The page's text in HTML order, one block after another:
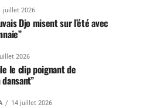
juillet 2026
Djo misent sur l’été avec
2026
le clip poignant de
14 juillet 2026